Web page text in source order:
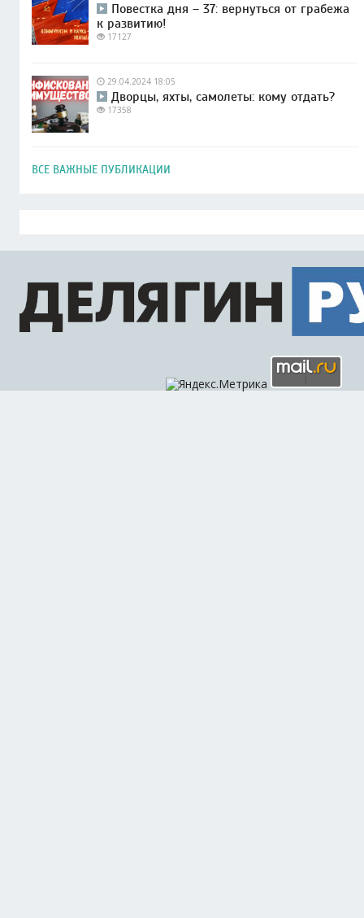
Повестка дня – 37: вернуться от грабежа
к развитию!
17127
29.04.2024 18:05
Дворцы, яхты, самолеты: кому отдать?
17358
ВСЕ ВАЖНЫЕ ПУБЛИКАЦИИ